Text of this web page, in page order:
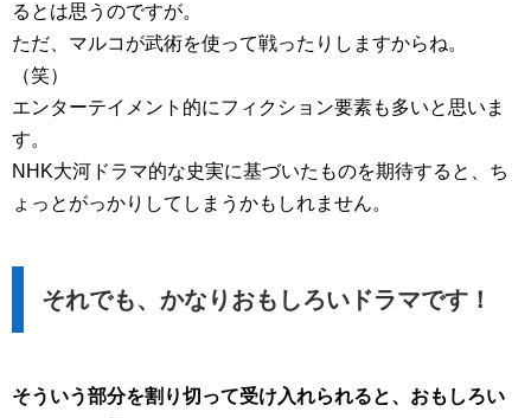
るとは思うのですが。
ただ、マルコが武術を使って戦ったりしますからね。
（笑）
エンターテイメント的にフィクション要素も多いと思いま
す。
NHK大河ドラマ的な史実に基づいたものを期待すると、ち
ょっとがっかりしてしまうかもしれません。
それでも、かなりおもしろいドラマです！
そういう部分を割り切って受け入れられると、おもしろい